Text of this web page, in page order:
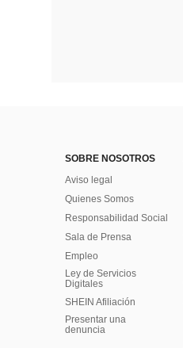
SOBRE NOSOTROS
Aviso legal
Quienes Somos
Responsabilidad Social
Sala de Prensa
Empleo
Ley de Servicios
Digitales
SHEIN Afiliación
Presentar una
denuncia